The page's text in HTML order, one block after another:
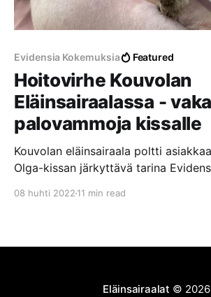
Evidensia Kokemuksia Featured
Hoitovirhe Kouvolan
Eläinsairaalassa -
palovammoja kissalle
Kouvolan eläinsairaala poltti
Olga-kissan järkyttävä tarina
08 huhti 2022 11 min read
Eläinsairaalat © 2026